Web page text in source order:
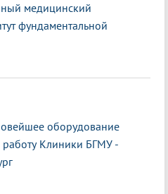
медицинский
фундаментальной
оборудование
Клиники БГМУ -